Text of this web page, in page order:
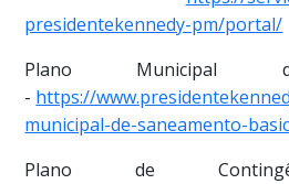
presidentekennedy-pm/portal/
Plano Municipal
- https://
municipal-de-saneamento-
Plano de